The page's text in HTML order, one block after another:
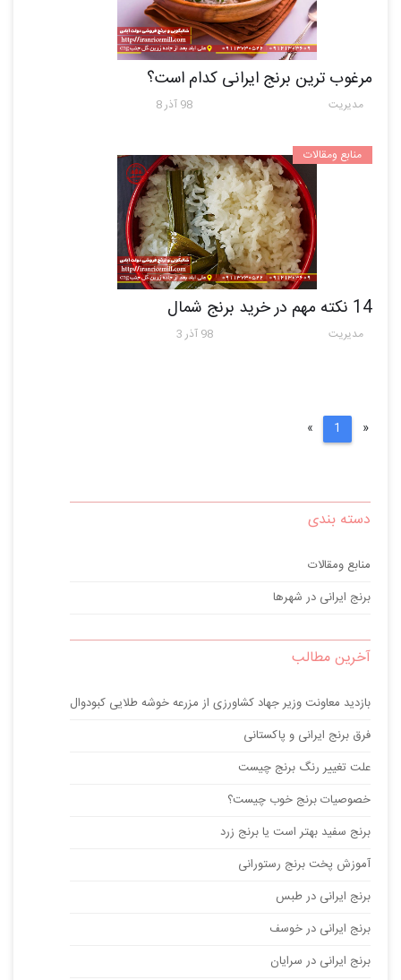
مرغوب ترین برنج ایرانی کدام است؟
مدیریت 98 آذر 8
منابع ومقالات
14 نکته مهم در خرید برنج شمال
مدیریت 98 آذر 3
«
Previous
1
»
دسته بندی
منابع ومقالات
برنج ایرانی در شهرها
آخرین مطالب
بازدید معاونت وزیر جهاد کشاورزی از مزرعه خوشه طلایی کبودوال
فرق برنج ایرانی و پاکستانی
علت تغییر رنگ برنج چیست
خصوصیات برنج خوب چیست؟
برنج سفید بهتر است یا برنج زرد
آموزش پخت برنج رستورانی
برنج ایرانی در طبس
برنج ایرانی در خوسف
برنج ایرانی در سرایان